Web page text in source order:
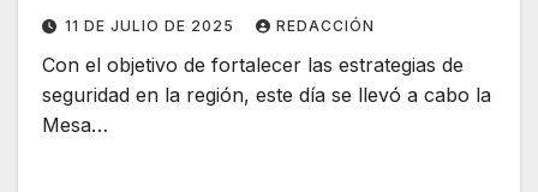
11 DE JULIO DE 2025 REDACCIÓN
Con el objetivo de fortalecer las estrategias de
seguridad en la región, este día se llevó a cabo la
Mesa…